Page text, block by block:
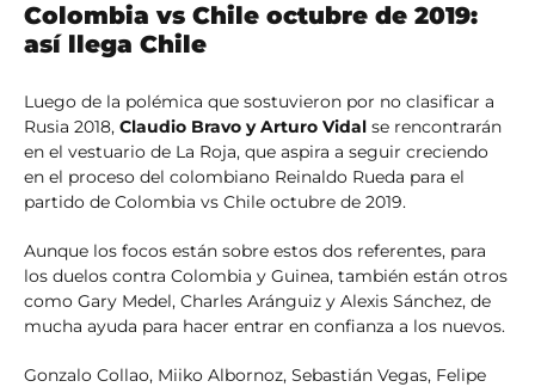
Colombia vs Chile octubre de 2019:
así llega Chile
Luego de la polémica que sostuvieron por no clasificar a
Rusia 2018, Claudio Bravo y Arturo Vidal se rencontrarán
en el vestuario de La Roja, que aspira a seguir creciendo
en el proceso del colombiano Reinaldo Rueda para el
partido de Colombia vs Chile octubre de 2019.
Aunque los focos están sobre estos dos referentes, para
los duelos contra Colombia y Guinea, también están otros
como Gary Medel, Charles Aránguiz y Alexis Sánchez, de
mucha ayuda para hacer entrar en confianza a los nuevos.
Gonzalo Collao, Miiko Albornoz, Sebastián Vegas, Felipe